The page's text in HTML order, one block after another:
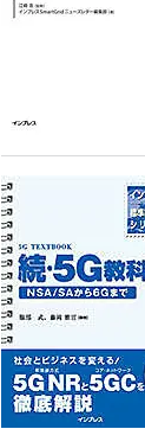
イ
続
2023